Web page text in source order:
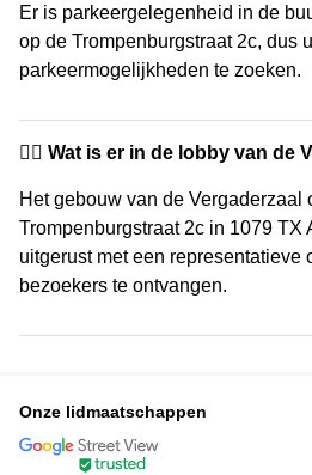
Er is parkeergelegenheid in de
op de Trompenburgstraat 2c, dus
parkeermogelijkheden te zoeken.
🙋‍♀️ Wat is er in de lobby van de
Het gebouw van de Vergaderzaal
Trompenburgstraat 2c in 1079 TX
uitgerust met een representatieve
bezoekers te ontvangen.
Onze lidmaatschappen